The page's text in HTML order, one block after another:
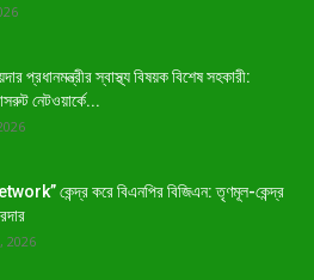
প্রধানমন্ত্রীর স্বাস্থ্য বিষয়ক বিশেষ সহকারী:
নেটওয়ার্কে...
কেন্দ্র করে বিএনপির বিজিএন: তৃণমূল-কেন্দ্র
2026